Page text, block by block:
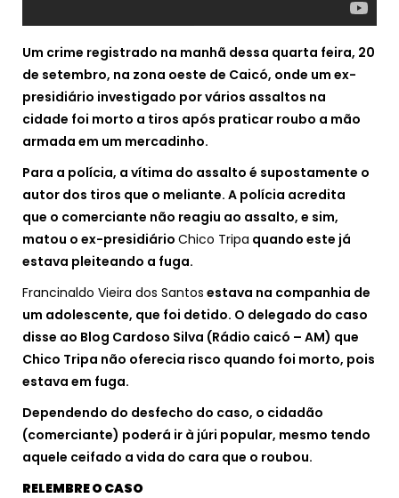
Um crime registrado na manhã dessa quarta feira, 20
de setembro, na zona oeste de Caicó, onde um ex-
presidiário investigado por vários assaltos na
cidade foi morto a tiros após praticar roubo a mão
armada em um mercadinho.
Para a polícia, a vítima do assalto é supostamente o
autor dos tiros que o meliante. A polícia acredita
que o comerciante não reagiu ao assalto, e sim,
matou o ex-presidiário Chico Tripa quando este já
estava pleiteando a fuga.
Francinaldo Vieira dos Santos estava na companhia de
um adolescente, que foi detido. O delegado do caso
disse ao Blog Cardoso Silva (Rádio caicó – AM) que
Chico Tripa não oferecia risco quando foi morto, pois
estava em fuga.
Dependendo do desfecho do caso, o cidadão
(comerciante) poderá ir à júri popular, mesmo tendo
aquele ceifado a vida do cara que o roubou.
RELEMBRE O CASO